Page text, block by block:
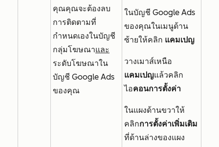
คุณคุณจะต้องลบ
การติดตามที่
กำหนดเองในบัญชี
กลุ่มโฆษณาและ
ระดับโฆษณาใน
บัญชี Google Ads
ของคุณ
ในบัญชี Google Ads
ของคุณในเมนูด้าน
ซ้ายให้คลิก แคมเปญ
วางเมาส์เหนือ
แคมเปญแล้วคลิก
ไอคอนการตั้งค่า
ในแผงด้านขวาให้
คลิกการตั้งค่าเพิ่มเติม
ที่ด้านล่างของแผง